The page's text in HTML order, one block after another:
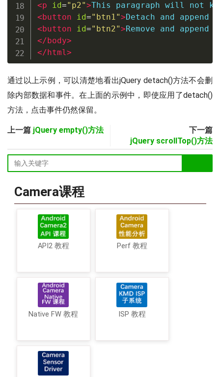
<p id=" p2">This paragraph will not
<button id=" btn1">Detach and append
<button id=" btn2">Remove and append
</body>
</html>
通过以上示例，可以清楚地看出jQuery detach()方法不会删
除内部数据和事件。在上面的示例中，即使应用了detach()
方法，点击事件仍然保留。
上一篇 jQuery empty()方法
下一篇
jQuery scrollTop()方法
Camera课程
API2 教程 Perf 教程
Native FW 教程 ISP 教程